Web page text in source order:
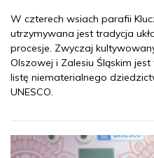
W czterech wsiach parafii
utrzymywana jest tradycja
procesje. Zwyczaj
Olszowej i Zalesiu Śląskim
listę niematerialnego
UNESCO.